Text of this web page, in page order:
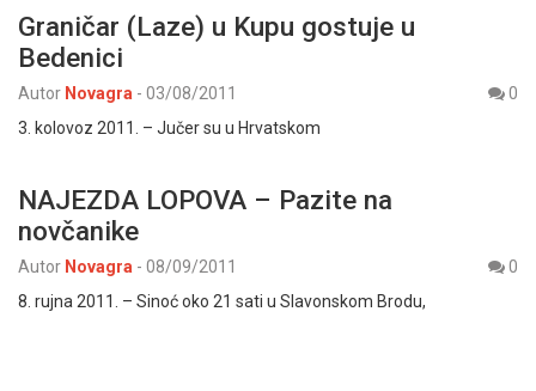
Graničar (Laze) u Kupu gostuje u
Bedenici
Autor Novagra - 03/08/2011
0
3. kolovoz 2011. – Jučer su u Hrvatskom
NAJEZDA LOPOVA – Pazite na
novčanike
Autor Novagra - 08/09/2011
0
8. rujna 2011. – Sinoć oko 21 sati u Slavonskom Brodu,